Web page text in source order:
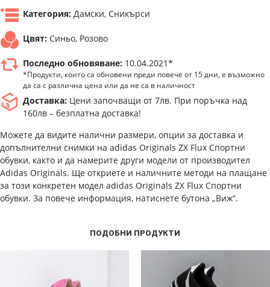
Категория: Дамски, Сникърси
Цвят: Синьо, Розово
Последно обновяване: 10.04.2021*
*Продукти, които са обновени преди повече от 15 дни, е възможно
да са с различна цена или да не са в наличност
Доставка: Цени започващи от 7лв. При поръчка над
160лв – безплатна доставка!
Можете да видите налични размери, опции за доставка и
допълнителни снимки на adidas Originals ZX Flux Спортни
обувки, както и да намерите други модели от производител
Adidas Originals. Ще откриете и наличните методи на плащане
за този конкретен модел adidas Originals ZX Flux Спортни
обувки. За повече информация, натиснете бутона „Виж“.
ПОДОБНИ ПРОДУКТИ